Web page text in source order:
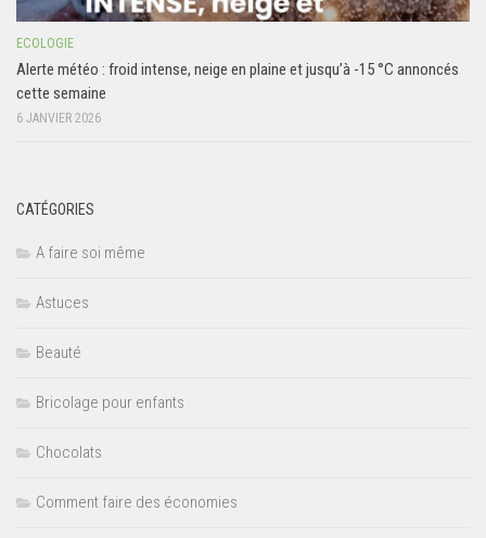
ECOLOGIE
Alerte météo : froid intense, neige en plaine et jusqu’à -15 °C annoncés
cette semaine
6 JANVIER 2026
CATÉGORIES
A faire soi même
Astuces
Beauté
Bricolage pour enfants
Chocolats
Comment faire des économies